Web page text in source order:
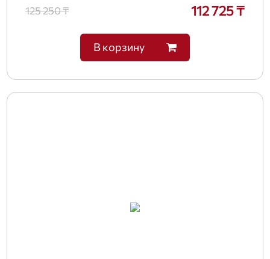
125 250 ₸ 112 725 ₸
В корзину